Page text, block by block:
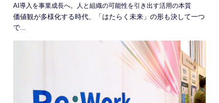
AI導入を事業成長へ。人と組織の可能性を引き出す活用の本質
価値観が多様化する時代、「はたらく未来」の形も決して一つ
で...